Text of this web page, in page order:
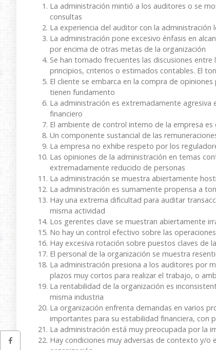
La administración mintió a los auditores o se
consultas
La experiencia del auditor con la administración
La administración pone excesivo énfasis en
por encima de otras metas de la organización
Se han tornado frecuentes las discusiones
principios, criterios o estimados contables. El
El cliente se embarca en la compra de
tienen fundamento
La administración es extremadamente
financiero
El ambiente de control interno de la empresa
Un componente sustancial de las
La empresa no exhibe respeto por los
Las opiniones de la administración en temas
extremadamente reducido de personas
La administración se muestra abiertamente
La administración es sumamente propensa a
Hay una extrema dificultad para auditar
misma actividad
Los gerentes clave se muestran abiertamente
No hay un control efectivo sobre las
Hay excesiva rotación sobre puestos claves de
El personal de la organización se muestra
La administración presiona a los auditores por
plazos muy cortos para realizar el trabajo, o
La rentabilidad de la organización es
misma industria
La organización enfrenta demandas en varios
importantes para su estabilidad financiera, con
La administración está muy preocupada por la
Hay condiciones muy adversas de contexto y/o